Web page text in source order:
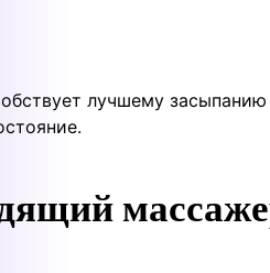
лучшему засыпанию